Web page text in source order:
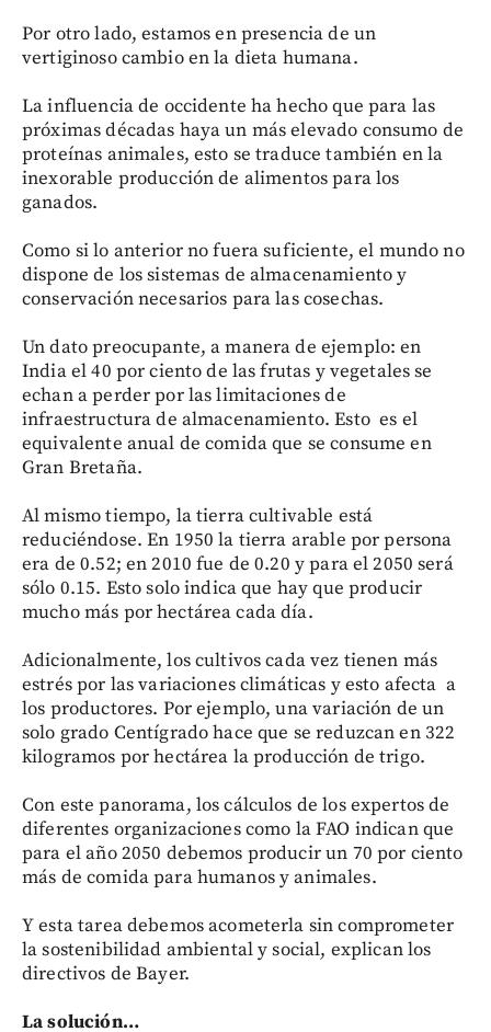
Por otro lado, estamos en presencia de un
vertiginoso cambio en la dieta humana.
La influencia de occidente ha hecho que para las
próximas décadas haya un más elevado consumo de
proteínas animales, esto se traduce también en la
inexorable producción de alimentos para los
ganados.
Como si lo anterior no fuera suficiente, el mundo no
dispone de los sistemas de almacenamiento y
conservación necesarios para las cosechas.
Un dato preocupante, a manera de ejemplo: en
India el 40 por ciento de las frutas y vegetales se
echan a perder por las limitaciones de
infraestructura de almacenamiento. Esto es el
equivalente anual de comida que se consume en
Gran Bretaña.
Al mismo tiempo, la tierra cultivable está
reduciéndose. En 1950 la tierra arable por persona
era de 0.52; en 2010 fue de 0.20 y para el 2050 será
sólo 0.15. Esto solo indica que hay que producir
mucho más por hectárea cada día.
Adicionalmente, los cultivos cada vez tienen más
estrés por las variaciones climáticas y esto afecta a
los productores. Por ejemplo, una variación de un
solo grado Centígrado hace que se reduzcan en 322
kilogramos por hectárea la producción de trigo.
Con este panorama, los cálculos de los expertos de
diferentes organizaciones como la FAO indican que
para el año 2050 debemos producir un 70 por ciento
más de comida para humanos y animales.
Y esta tarea debemos acometerla sin comprometer
la sostenibilidad ambiental y social, explican los
directivos de Bayer.
La solución…